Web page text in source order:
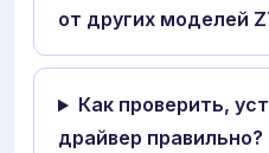
от других моделей
Как проверить,
драйвер правильно?